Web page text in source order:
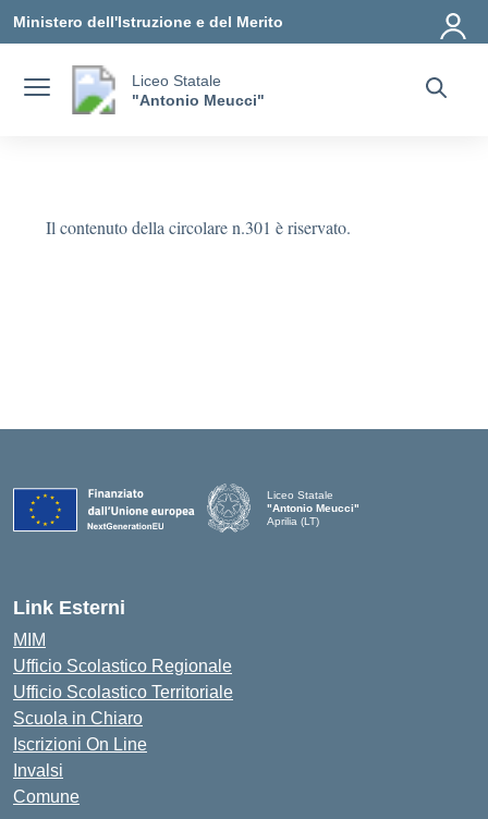
Ministero dell'Istruzione e del Merito
Liceo Statale
"Antonio Meucci"
Il contenuto della circolare n.301 è riservato.
Liceo Statale
"Antonio Meucci"
Aprilia (LT)
Link Esterni
MIM
Ufficio Scolastico Regionale
Ufficio Scolastico Territoriale
Scuola in Chiaro
Iscrizioni On Line
Invalsi
Comune